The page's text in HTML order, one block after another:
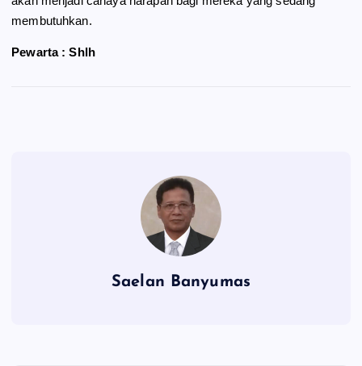
membutuhkan.
Pewarta : Shlh
Saelan Banyumas